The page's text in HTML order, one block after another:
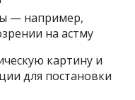
— например,
на астму
картину и
для постановки